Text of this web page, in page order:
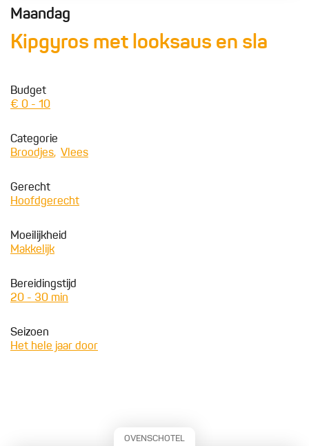
Maandag
Kipgyros met looksaus en sla
Budget
€ 0 - 10
Categorie
Broodjes
Vlees
Gerecht
Hoofdgerecht
Moeilijkheid
Makkelijk
Bereidingstijd
20 - 30 min
Seizoen
Het hele jaar door
OVENSCHOTEL